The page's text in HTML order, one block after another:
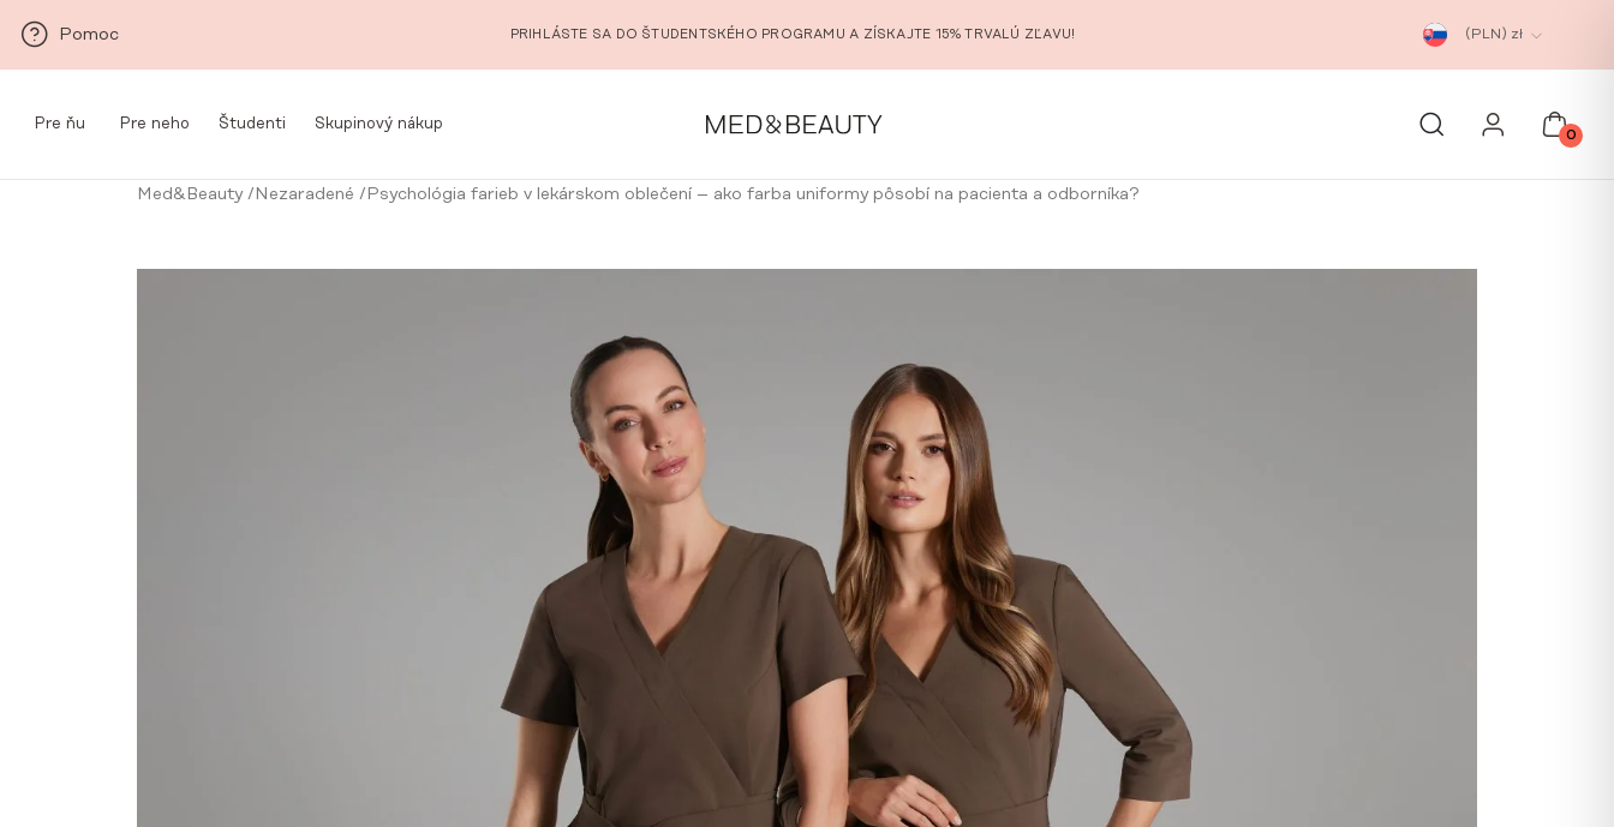
Pomoc PRIHLÁSTE SA DO ŠTUDENTSKÉHO PROGRAMU A ZÍSKAJTE 15% TRVALÚ ZĽAVU! (PLN) zł
Pre ňu Pre neho Študenti Skupinový nákup
0
Med&Beauty/ Nezaradené / Psychológia farieb v lekárskom oblečení – ako farba uniformy pôsobí na pacienta a odborníka?